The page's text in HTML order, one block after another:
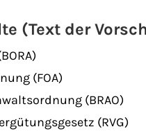
(Text der
(FOA)
(BRAO)
(RVG)